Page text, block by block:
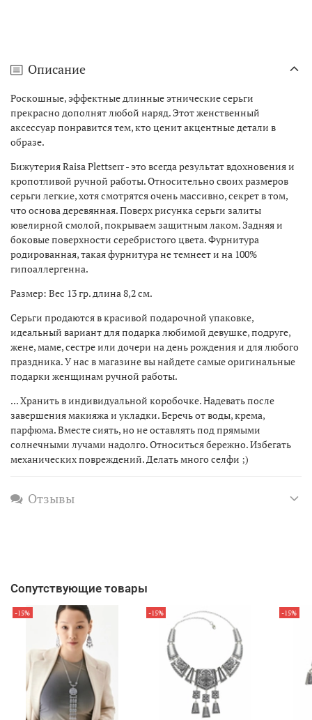
Описание
Роскошные, эффектные длинные этнические серьги
прекрасно дополнят любой наряд. Этот женственный
аксессуар понравится тем, кто ценит акцентные детали в
образе.
Бижутерия Raisa Plettserr - это всегда результат вдохновения и
кропотливой ручной работы. Относительно своих размеров
серьги легкие, хотя смотрятся очень массивно, секрет в том,
что основа деревянная. Поверх рисунка серьги залиты
ювелирной смолой, покрываем защитным лаком. Задняя и
боковые поверхности серебристого цвета. Фурнитура
родированная, такая фурнитура не темнеет и на 100%
гипоаллергенна.
Размер: Вес 13 гр. длина 8,2 см.
Серьги продаются в красивой подарочной упаковке,
идеальный вариант для подарка любимой девушке, подруге,
жене, маме, сестре или дочери на день рождения и для любого
праздника. У нас в магазине вы найдете самые оригинальные
подарки женщинам ручной работы.
... Хранить в индивидуальной коробочке. Надевать после
завершения макияжа и укладки. Беречь от воды, крема,
парфюма. Вместе сиять, но не оставлять под прямыми
солнечными лучами надолго. Относиться бережно. Избегать
механических повреждений. Делать много селфи ;)
Отзывы
Сопутствующие товары
-15% -15% -15%